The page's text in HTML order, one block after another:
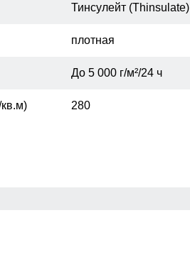
Тинсулейт (Thinsulate)
плотная
До 5 000 г/м²/24 ч
кв.м) 280